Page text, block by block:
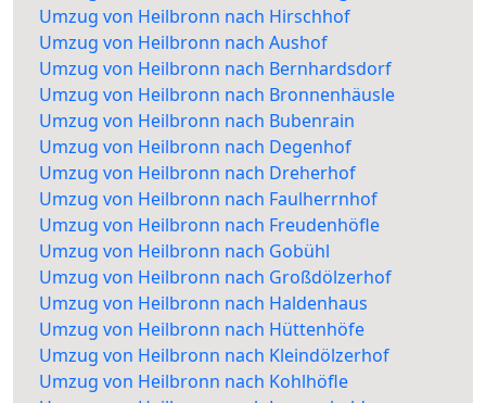
Umzug von Heilbronn nach Hirschhof
Umzug von Heilbronn nach Aushof
Umzug von Heilbronn nach Bernhardsdorf
Umzug von Heilbronn nach Bronnenhäusle
Umzug von Heilbronn nach Bubenrain
Umzug von Heilbronn nach Degenhof
Umzug von Heilbronn nach Dreherhof
Umzug von Heilbronn nach Faulherrnhof
Umzug von Heilbronn nach Freudenhöfle
Umzug von Heilbronn nach Gobühl
Umzug von Heilbronn nach Großdölzerhof
Umzug von Heilbronn nach Haldenhaus
Umzug von Heilbronn nach Hüttenhöfe
Umzug von Heilbronn nach Kleindölzerhof
Umzug von Heilbronn nach Kohlhöfle